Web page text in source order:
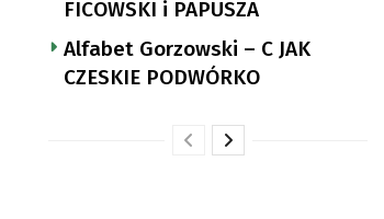
FICOWSKI i PAPUSZA
Alfabet Gorzowski – C JAK
CZESKIE PODWÓRKO